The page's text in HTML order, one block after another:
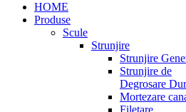
HOME
Produse
Scule
Strunjire
Strunjire
Strunjire de
Degrosare
Mortezare
Filetare